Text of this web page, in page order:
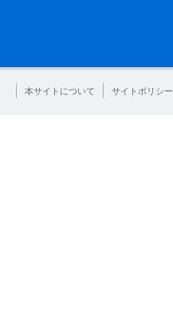
本サイトについて サイトポリシー